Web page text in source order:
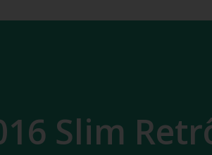
Slim